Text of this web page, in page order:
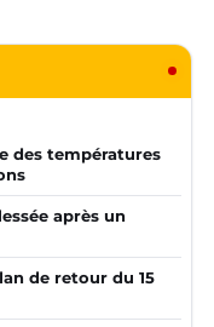
des températures
après un
de retour du 15